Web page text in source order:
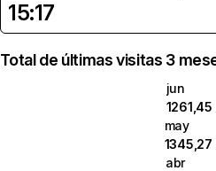
15:17
Total de últimas visitas 3
jun
1261,45
may
1345,27
abr